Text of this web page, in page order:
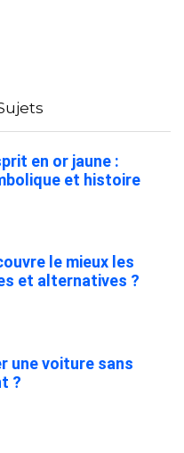
en or jaune :
et histoire
le mieux les
et alternatives ?
une voiture sans
?